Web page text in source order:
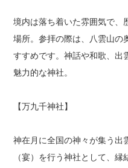
境内は落ち着いた雰囲気で、
場所。参拝の際は、八雲山の
すすめです。神話や和歌、出
魅力的な神社。
【万九千神社】
神在月に全国の神々が集う出
（宴）を行う神社として、